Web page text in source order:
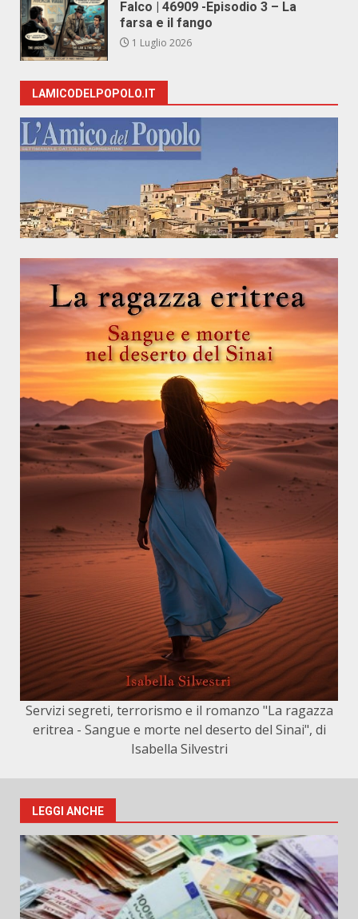
Falco | 46909 -Episodio 3 – La
farsa e il fango
1 Luglio 2026
LAMICODELPOPOLO.IT
Servizi segreti, terrorismo e il romanzo "La ragazza
eritrea - Sangue e morte nel deserto del Sinai", di
Isabella Silvestri
LEGGI ANCHE